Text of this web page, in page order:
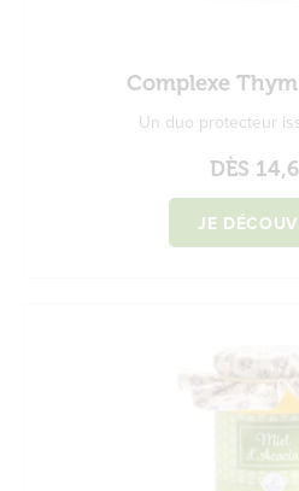
Complexe
Un duo protecteur
DÈS
JE